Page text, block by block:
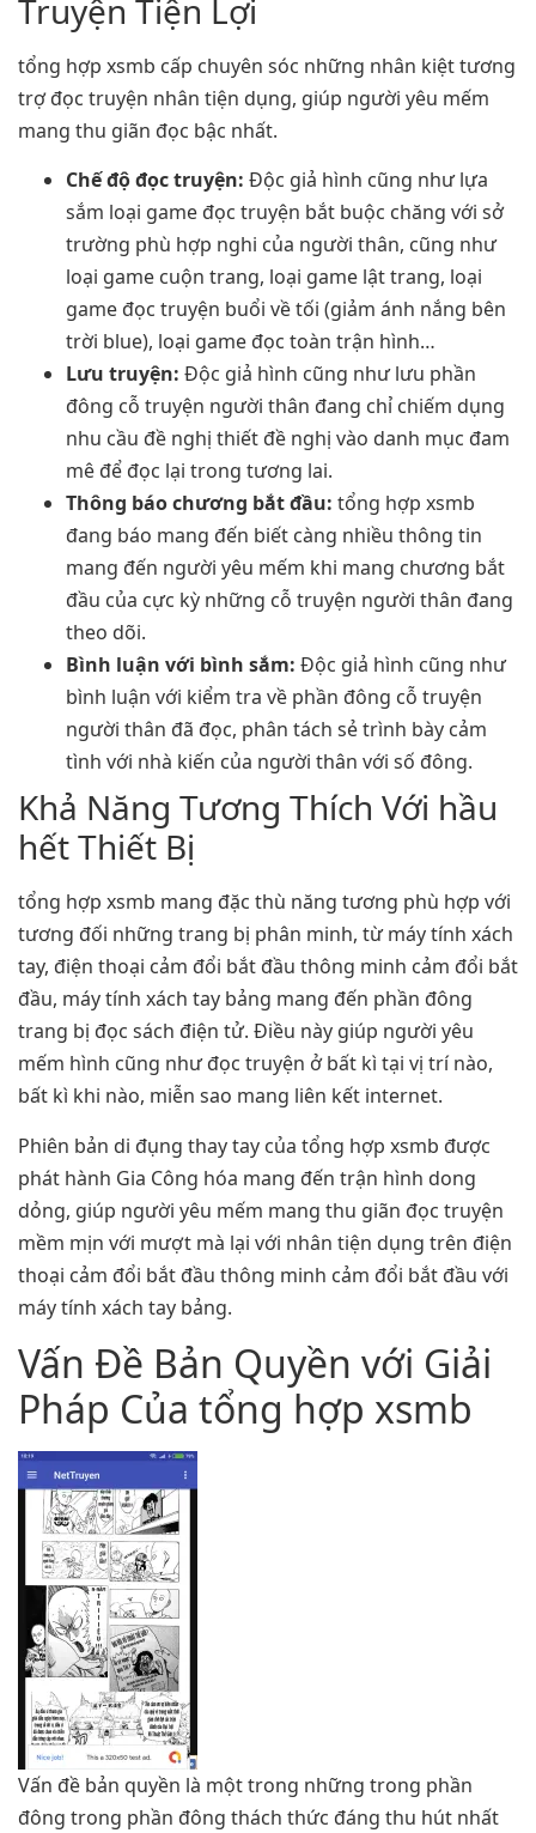
Truyện Tiện Lợi
tổng hợp xsmb cấp chuyên sóc những nhân kiệt tương
trợ đọc truyện nhân tiện dụng, giúp người yêu mếm
mang thu giãn đọc bậc nhất.
Chế độ đọc truyện: Độc giả hình cũng như lựa
sắm loại game đọc truyện bắt buộc chăng với sở
trường phù hợp nghi của người thân, cũng như
loại game cuộn trang, loại game lật trang, loại
game đọc truyện buổi về tối (giảm ánh nắng bên
trời blue), loại game đọc toàn trận hình…
Lưu truyện: Độc giả hình cũng như lưu phần
đông cỗ truyện người thân đang chỉ chiếm dụng
nhu cầu đề nghị thiết đề nghị vào danh mục đam
mê để đọc lại trong tương lai.
Thông báo chương bắt đầu: tổng hợp xsmb
đang báo mang đến biết càng nhiều thông tin
mang đến người yêu mếm khi mang chương bắt
đầu của cực kỳ những cỗ truyện người thân đang
theo dõi.
Bình luận với bình sắm: Độc giả hình cũng như
bình luận với kiểm tra về phần đông cỗ truyện
người thân đã đọc, phân tách sẻ trình bày cảm
tình với nhà kiến của người thân với số đông.
Khả Năng Tương Thích Với hầu
hết Thiết Bị
tổng hợp xsmb mang đặc thù năng tương phù hợp với
tương đối những trang bị phân minh, từ máy tính xách
tay, điện thoại cảm đổi bắt đầu thông minh cảm đổi bắt
đầu, máy tính xách tay bảng mang đến phần đông
trang bị đọc sách điện tử. Điều này giúp người yêu
mếm hình cũng như đọc truyện ở bất kì tại vị trí nào,
bất kì khi nào, miễn sao mang liên kết internet.
Phiên bản di đụng thay tay của tổng hợp xsmb được
phát hành Gia Công hóa mang đến trận hình dong
dỏng, giúp người yêu mếm mang thu giãn đọc truyện
mềm mịn với mượt mà lại với nhân tiện dụng trên điện
thoại cảm đổi bắt đầu thông minh cảm đổi bắt đầu với
máy tính xách tay bảng.
Vấn Đề Bản Quyền với Giải
Pháp Của tổng hợp xsmb
Vấn đề bản quyền là một trong những trong phần
đông trong phần đông thách thức đáng thu hút nhất